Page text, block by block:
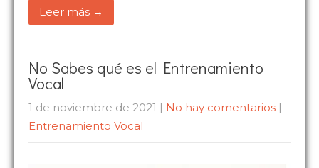
Leer más →
No Sabes qué es el Entrenamiento
Vocal
1 de noviembre de 2021 | No hay comentarios |
Entrenamiento Vocal